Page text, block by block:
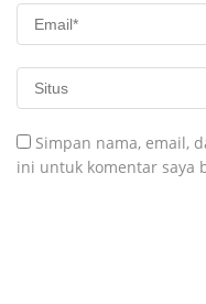
Simpan nama, email,
ini untuk komentar saya